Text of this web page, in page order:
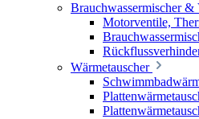
Brauchwassermischer &
Motorventile,
Wärmetauscher